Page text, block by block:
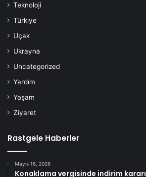
Teknoloji
Türkiye
Uçak
Ukrayna
Uncategorized
Yardım
Yaşam
Ziyaret
Rastgele Haberler
Mayıs 16, 2026
Konaklama vergisinde indirim kararı